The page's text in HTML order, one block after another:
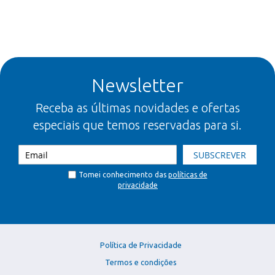
Newsletter
Receba as últimas novidades e ofertas
especiais que temos reservadas para si.
SUBSCREVER
Tomei conhecimento das políticas de
privacidade
Política de Privacidade
Termos e condições